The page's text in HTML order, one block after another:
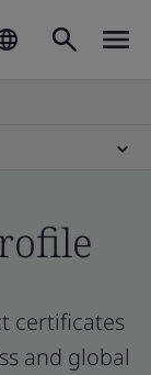
certificates
and global